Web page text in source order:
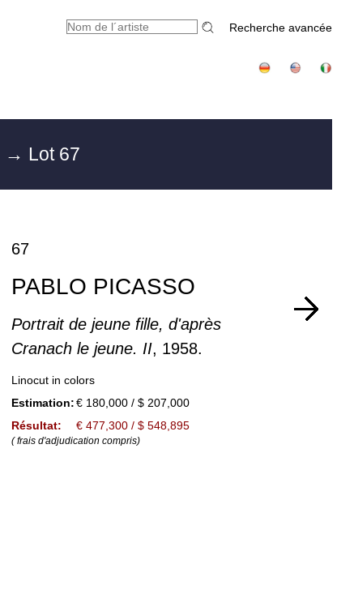
Recherche avancée
→ Lot 67
67
PABLO PICASSO
Portrait de jeune fille, d'après
Cranach le jeune. II, 1958.
Linocut in colors
Estimation: € 180,000 / $ 207,000
Résultat:
€ 477,300 / $ 548,895
( frais d'adjudication compris)